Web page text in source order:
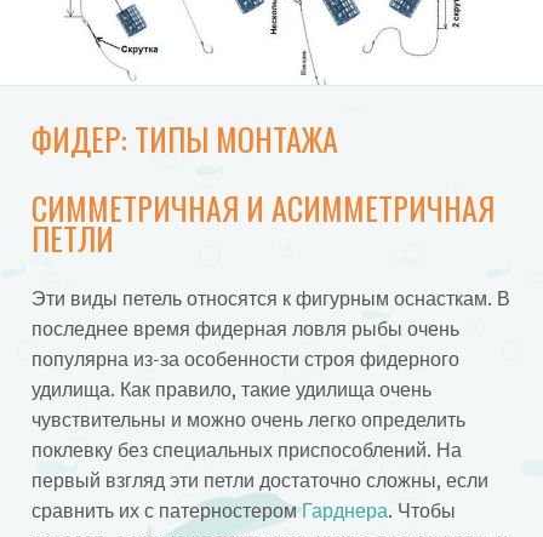
ФИДЕР: ТИПЫ МОНТАЖА
СИММЕТРИЧНАЯ И АСИММЕТРИЧНАЯ
ПЕТЛИ
Эти виды петель относятся к фигурным оснасткам. В
последнее время фидерная ловля рыбы очень
популярна из-за особенности строя фидерного
удилища. Как правило, такие удилища очень
чувствительны и можно очень легко определить
поклевку без специальных приспособлений. На
первый взгляд эти петли достаточно сложны, если
сравнить их с патерностеромГарднера. Чтобы